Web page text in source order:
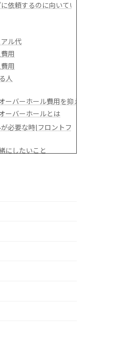
依頼するのに向いている人
ル代
用
用
人
ーバーホール費用を抑えるには?
ーバーホールとは
必要な時|フロントフォークからのオイ
にしたいこと
整